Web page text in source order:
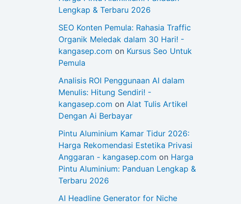
Lengkap & Terbaru 2026
SEO Konten Pemula: Rahasia Traffic
Organik Meledak dalam 30 Hari! -
kangasep.com on Kursus Seo Untuk
Pemula
Analisis ROI Penggunaan AI dalam
Menulis: Hitung Sendiri! -
kangasep.com on Alat Tulis Artikel
Dengan Ai Berbayar
Pintu Aluminium Kamar Tidur 2026:
Harga Rekomendasi Estetika Privasi
Anggaran - kangasep.com on Harga
Pintu Aluminium: Panduan Lengkap &
Terbaru 2026
AI Headline Generator for Niche